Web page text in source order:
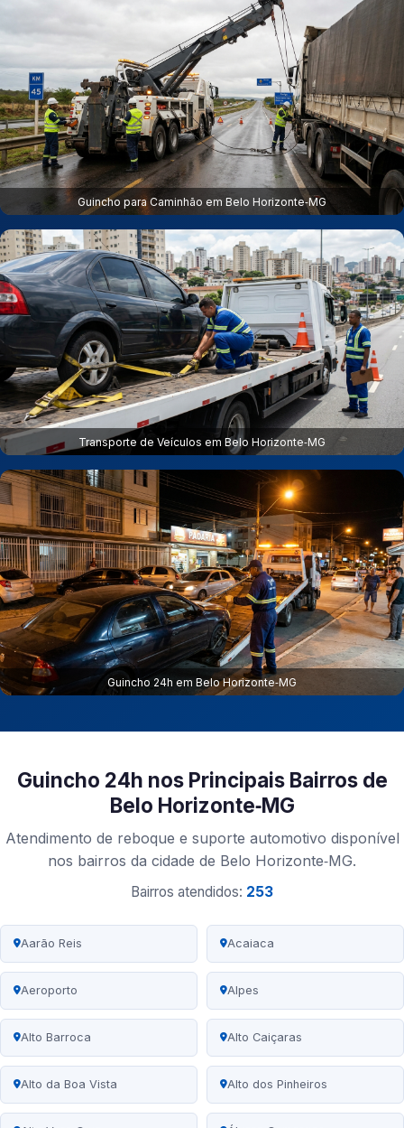
Guincho para Caminhão em Belo Horizonte‑MG
Transporte de Veículos em Belo Horizonte‑MG
Guincho 24h em Belo Horizonte‑MG
Guincho 24h nos Principais Bairros de
Belo Horizonte‑MG
Atendimento de reboque e suporte automotivo disponível
nos bairros da cidade de Belo Horizonte‑MG.
Bairros atendidos: 253
Aarão Reis Acaiaca
Aeroporto Alpes
Alto Barroca Alto Caiçaras
Alto da Boa Vista Alto dos Pinheiros